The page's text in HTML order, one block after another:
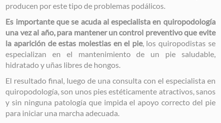
producen por este tipo de problemas podálicos.
Es importante que se acuda al especialista en quiropodología
una vez al año, para mantener un control preventivo que evite
la aparición de estas molestias en el pie, los quiropodistas se
especializan en el mantenimiento de un pie saludable,
hidratado y uñas libres de hongos.
El resultado final, luego de una consulta con el especialista en
quiropodología, son unos pies estéticamente atractivos, sanos
y sin ninguna patología que impida el apoyo correcto del pie
para iniciar una marcha adecuada.